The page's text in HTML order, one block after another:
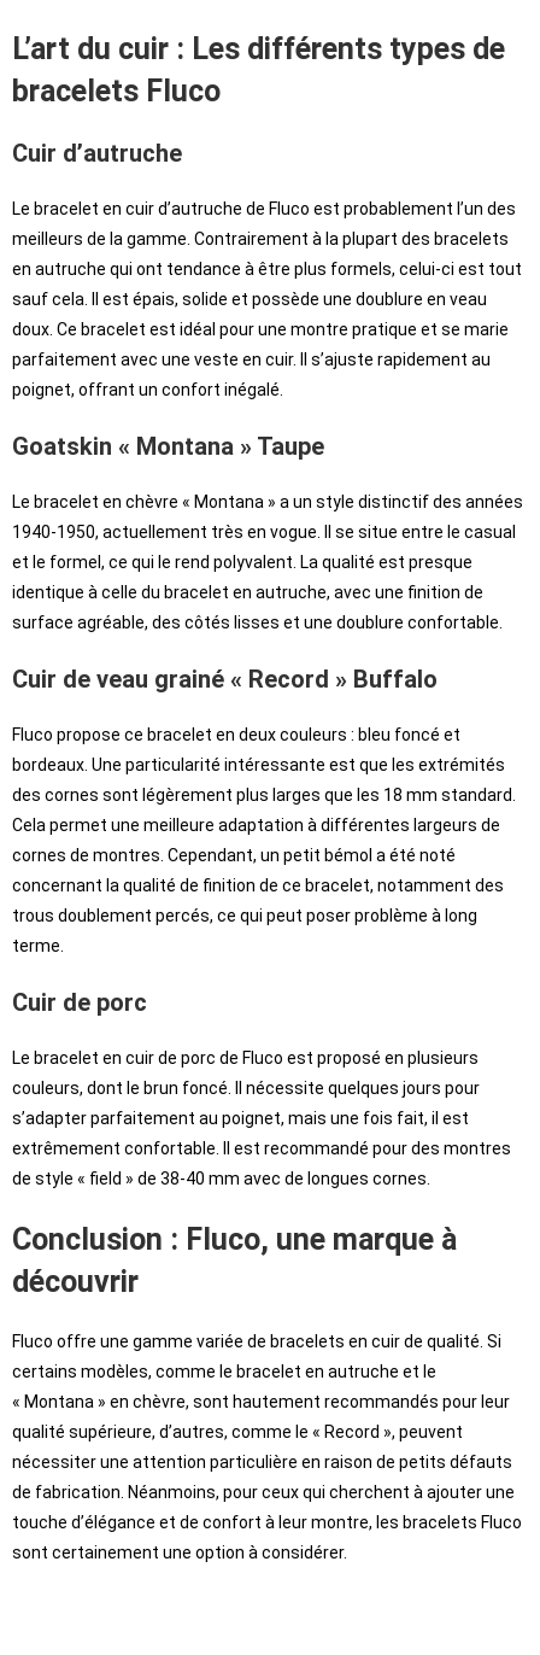
L’art du cuir : Les différents types de
bracelets Fluco
Cuir d’autruche
Le bracelet en cuir d’autruche de Fluco est probablement l’un des
meilleurs de la gamme. Contrairement à la plupart des bracelets
en autruche qui ont tendance à être plus formels, celui-ci est tout
sauf cela. Il est épais, solide et possède une doublure en veau
doux. Ce bracelet est idéal pour une montre pratique et se marie
parfaitement avec une veste en cuir. Il s’ajuste rapidement au
poignet, offrant un confort inégalé.
Goatskin « Montana » Taupe
Le bracelet en chèvre « Montana » a un style distinctif des années
1940-1950, actuellement très en vogue. Il se situe entre le casual
et le formel, ce qui le rend polyvalent. La qualité est presque
identique à celle du bracelet en autruche, avec une finition de
surface agréable, des côtés lisses et une doublure confortable.
Cuir de veau grainé « Record » Buffalo
Fluco propose ce bracelet en deux couleurs : bleu foncé et
bordeaux. Une particularité intéressante est que les extrémités
des cornes sont légèrement plus larges que les 18 mm standard.
Cela permet une meilleure adaptation à différentes largeurs de
cornes de montres. Cependant, un petit bémol a été noté
concernant la qualité de finition de ce bracelet, notamment des
trous doublement percés, ce qui peut poser problème à long
terme.
Cuir de porc
Le bracelet en cuir de porc de Fluco est proposé en plusieurs
couleurs, dont le brun foncé. Il nécessite quelques jours pour
s’adapter parfaitement au poignet, mais une fois fait, il est
extrêmement confortable. Il est recommandé pour des montres
de style « field » de 38-40 mm avec de longues cornes.
Conclusion : Fluco, une marque à
découvrir
Fluco offre une gamme variée de bracelets en cuir de qualité. Si
certains modèles, comme le bracelet en autruche et le
« Montana » en chèvre, sont hautement recommandés pour leur
qualité supérieure, d’autres, comme le « Record », peuvent
nécessiter une attention particulière en raison de petits défauts
de fabrication. Néanmoins, pour ceux qui cherchent à ajouter une
touche d’élégance et de confort à leur montre, les bracelets Fluco
sont certainement une option à considérer.